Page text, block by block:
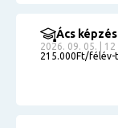
Ács
2026. 09. 05. |
215.000Ft/